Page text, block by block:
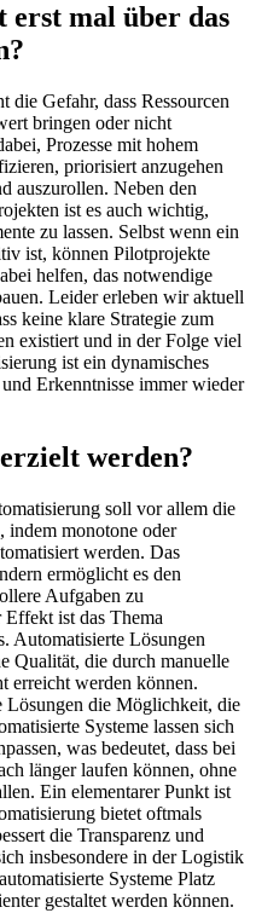
erst mal über das
die Gefahr, dass Ressourcen
bringen oder nicht
Prozesse mit hohem
priorisiert anzugehen
auszurollen. Neben den
ist es auch wichtig,
zu lassen. Selbst wenn ein
ist, können Pilotprojekte
helfen, das notwendige
Leider erleben wir aktuell
keine klare Strategie zum
existiert und in der Folge viel
ist ein dynamisches
Erkenntnisse immer wieder
werden?
soll vor allem die
indem monotone oder
werden. Das
ermöglicht es den
Aufgaben zu
ist das Thema
Automatisierte Lösungen
Qualität, die durch manuelle
erreicht werden können.
Lösungen die Möglichkeit, die
Systeme lassen sich
was bedeutet, dass bei
länger laufen können, ohne
Ein elementarer Punkt ist
bietet oftmals
die Transparenz und
insbesondere in der Logistik
Systeme Platz
gestaltet werden können.